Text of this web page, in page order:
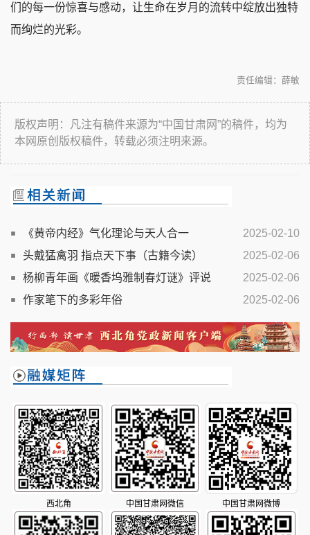
们的每一份惊喜与感动，让生命在岁月的流转中绽放出独特
而绚烂的光彩。
责任编辑：薛敏
版权声明：凡注有稿件来源为“中国甘肃网”的稿件，均为
本网原创版权稿件，转载必须注明来源。
2025-02-10
《黄帝内经》气化理论与天人合一
2025-02-06
头戴猛禽羽 指点天下事（古籍今读）
2025-02-06
杨柳青年画《暖香坞雅制春灯谜》评说
2025-02-06
作家笔下的多彩年俗
西北角 中国甘肃网微信 中国甘肃网微博